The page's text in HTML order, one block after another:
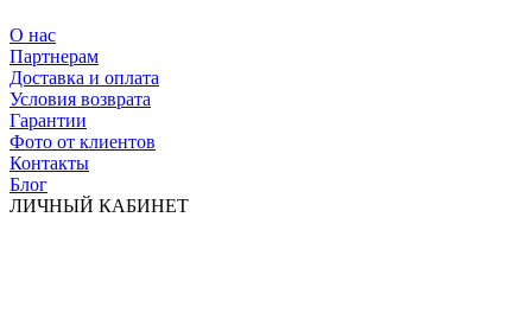
О нас
Партнерам
Доставка и оплата
Условия возврата
Гарантии
Фото от клиентов
Контакты
Блог
ЛИЧНЫЙ КАБИНЕТ